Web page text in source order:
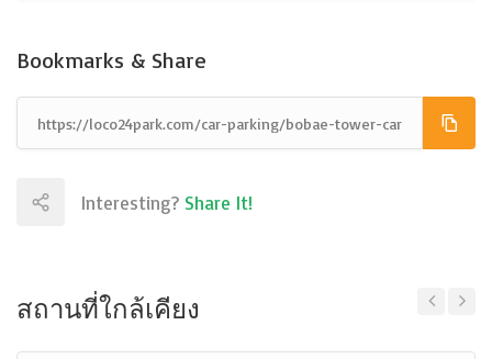
Bookmarks & Share
Interesting? Share It!
สถานที่ใกล้เคียง